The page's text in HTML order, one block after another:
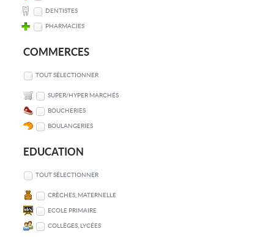
DENTISTES
PHARMACIES
COMMERCES
TOUT SÉLECTIONNER
SUPER/HYPER MARCHÉS
BOUCHERIES
BOULANGERIES
EDUCATION
TOUT SÉLECTIONNER
CRÈCHES, MATERNELLE
ECOLE PRIMAIRE
COLLÈGES, LYCÉES